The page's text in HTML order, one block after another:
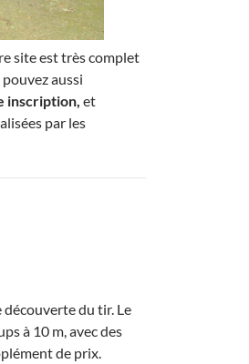
site est très complet
aussi
inscription, et
par les
découverte du tir. Le
à 10 m, avec des
de prix.